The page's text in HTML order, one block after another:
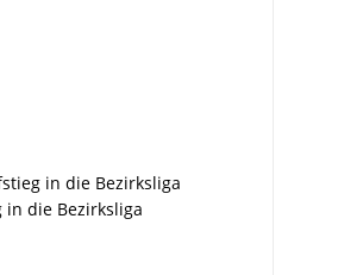
in die Bezirksliga
in die Bezirksliga